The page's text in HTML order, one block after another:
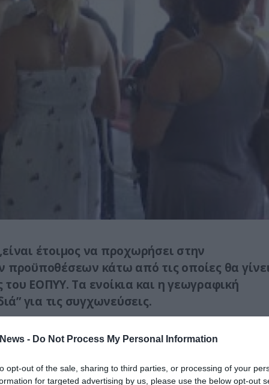
- Do Not Process My Personal Information
opt-out of the sale, sharing to third parties, or processing of your
for targeted advertising by us, please use the below opt-out
έτοιμος να προχωρήσει στην
προϋποθέσεων κάτω από τις οποίες θα
ΕΟΠΥΥ. Τα ενοίκια και η γεωγραφική
για τις συγχωνεύσεις.
περίθαλψης δεν τελειώνουν με τα νοσοκομεία.
χρόνου θα ξεκινήσει και η συγχώνευση των
μονάδων που κρίνονται ως μη